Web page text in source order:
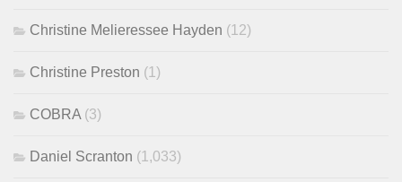
Christine Melieressee Hayden (12)
Christine Preston (1)
COBRA (3)
Daniel Scranton (1,033)